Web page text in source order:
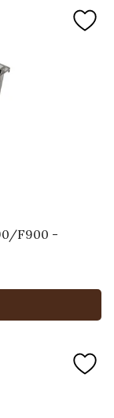
F900 -